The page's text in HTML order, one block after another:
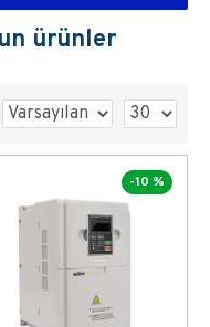
ürünler
-10 %